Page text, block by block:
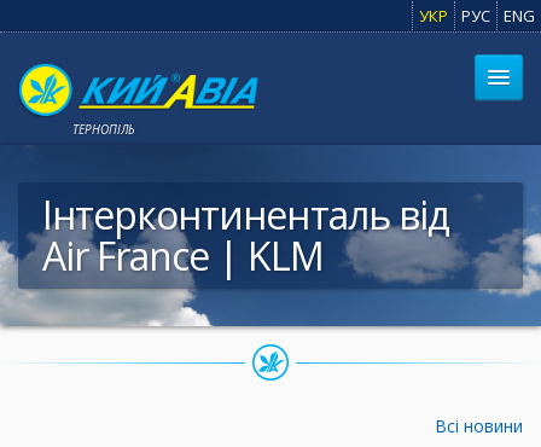
УКР РУС ENG
ТЕРНОПІЛЬ
Інтерконтиненталь від
Air France | KLM
Всі новини